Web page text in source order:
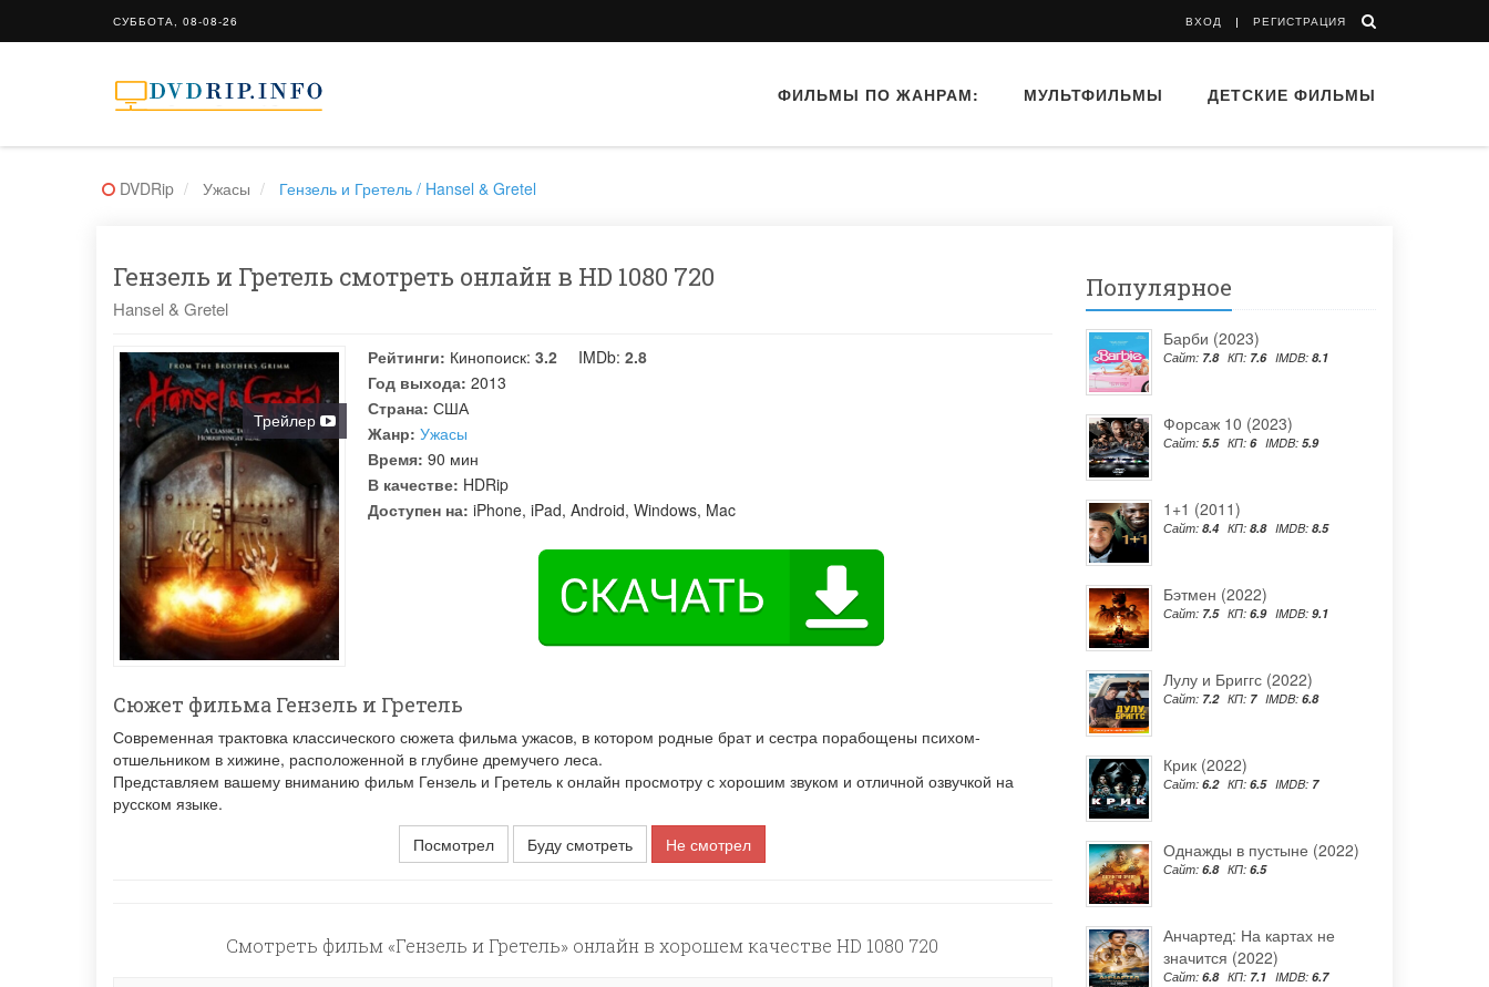
СУББОТА, 08-08-26 ВХОД РЕГИСТРАЦИЯ
ФИЛЬМЫ ПО ЖАНРАМ: МУЛЬТФИЛЬМЫ ДЕТСКИЕ ФИЛЬМЫ
DVDRip Ужасы Гензель и Гретель / Hansel & Gretel
Гензель и Гретель смотреть онлайн в HD 1080 720
Hansel & Gretel
Трейлер
Рейтинги: Кинопоиск: 3.2 IMDb: 2.8
Год выхода: 2013
Страна: США
Жанр: Ужасы
Время: 90 мин
В качестве: HDRip
Доступен на: iPhone, iPad, Android, Windows, Mac
Сюжет фильма Гензель и Гретель
Современная трактовка классического сюжета фильма ужасов, в котором родные брат и сестра порабощены психом-
отшельником в хижине, расположенной в глубине дремучего леса.
Представляем вашему вниманию фильм Гензель и Гретель к онлайн просмотру с хорошим звуком и отличной озвучкой на
русском языке.
Посмотрел
Буду смотреть Не смотрел
Смотреть фильм «Гензель и Гретель» онлайн в хорошем качестве HD 1080 720
Популярное
Барби (2023)
Сайт: 7.8 КП: 7.6 IMDB: 8.1
Форсаж 10 (2023)
Сайт: 5.5 КП: 6 IMDB: 5.9
1+1 (2011)
Сайт: 8.4 КП: 8.8 IMDB: 8.5
Бэтмен (2022)
Сайт: 7.5 КП: 6.9 IMDB: 9.1
Лулу и Бриггс (2022)
Сайт: 7.2 КП: 7 IMDB: 6.8
Крик (2022)
Сайт: 6.2 КП: 6.5 IMDB: 7
Однажды в пустыне (2022)
Сайт: 6.8 КП: 6.5
Анчартед: На картах не
значится (2022)
Сайт: 6.8 КП: 7.1 IMDB: 6.7